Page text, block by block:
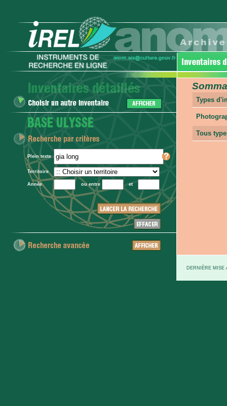
Plein texte
Territoire
Année ou entre et
Types
Tous
DERNIÈRE MISE